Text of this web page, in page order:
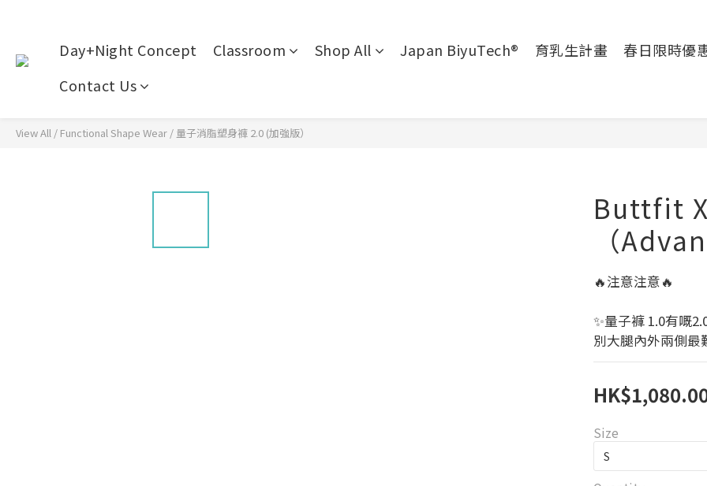
Day+Night Concept Classroom Shop All Japan BiyuTech® 育乳生計畫 春日限時優
Contact Us
View All / Functional Shape Wear / 量子消脂塑身褲 2.0 (加強版）
Buttfit
（
🔥注意注意🔥
✨量子褲 1.0有嘅
別大腿內外兩側最
Size